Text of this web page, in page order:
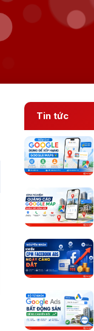
Tin tức